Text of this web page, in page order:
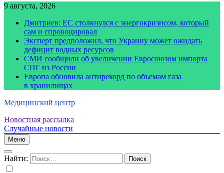
9 августа, 2026
Дмитриев: ЕС столкнулся с энергокризисом, который
сам и спровоцировал
Эксперт предположил, что Украину может ожидать
дефицит водных ресурсов
СМИ сообщили об увеличении Евросоюзом импорта
СПГ из России
Европа обновила антирекорд по объемам газа
в хранилищах
Медицинский центр
Новостная рассылка
Случайные новости
Меню
Найти: